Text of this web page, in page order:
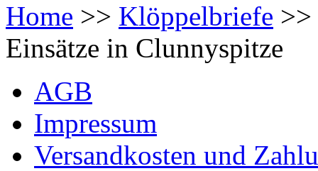
Home >> Klöppelbriefe >>
Einsätze in Clunnyspitze
AGB
Impressum
Versandkosten und